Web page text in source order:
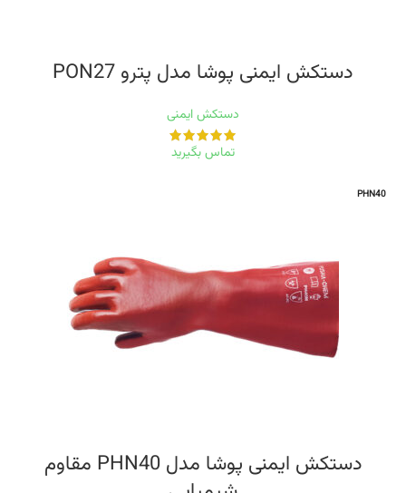
دستکش ایمنی پوشا مدل پترو PON27
دستکش ایمنی
تماس بگیرید
PHN40
دستکش ایمنی پوشا مدل PHN40 مقاوم